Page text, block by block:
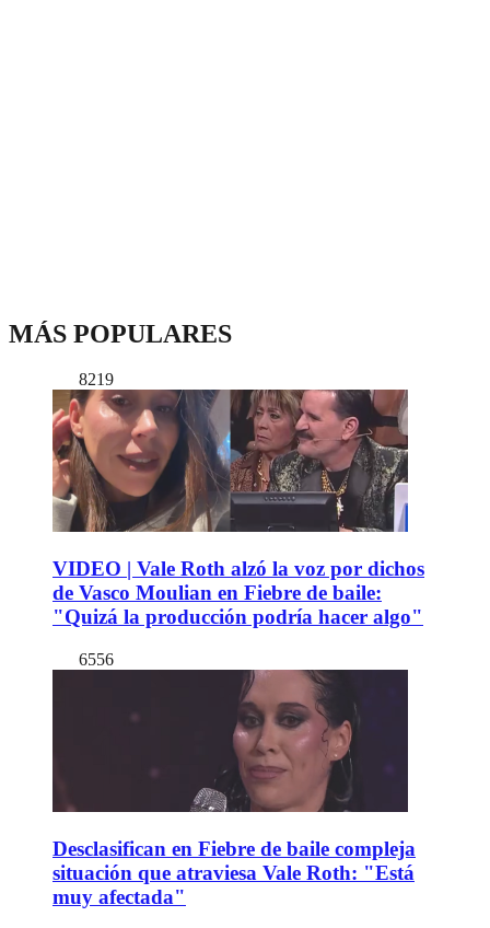
MÁS POPULARES
8219
VIDEO | Vale Roth alzó la voz por dichos
de Vasco Moulian en Fiebre de baile:
"Quizá la producción podría hacer algo"
6556
Desclasifican en Fiebre de baile compleja
situación que atraviesa Vale Roth: "Está
muy afectada"